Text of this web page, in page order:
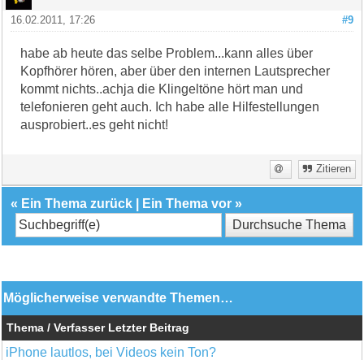
#9
16.02.2011, 17:26
habe ab heute das selbe Problem...kann alles über
Kopfhörer hören, aber über den internen Lautsprecher
kommt nichts..achja die Klingeltöne hört man und
telefonieren geht auch. Ich habe alle Hilfestellungen
ausprobiert..es geht nicht!
Zitieren
« Ein Thema zurück Ein Thema vor »
Möglicherweise verwandte Themen…
Thema / Verfasser Letzter Beitrag
iPhone lautlos, bei Videos kein Ton?